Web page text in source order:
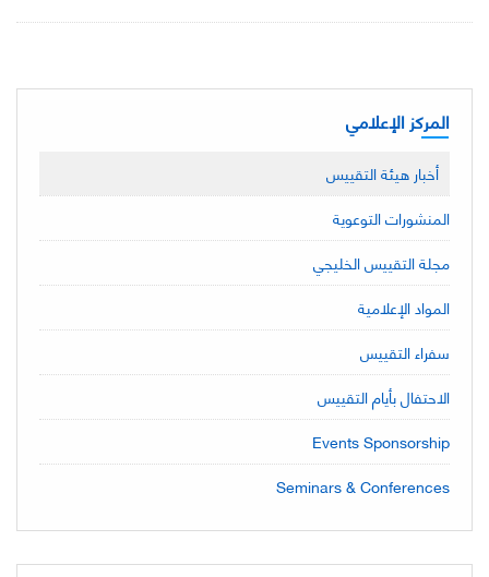
المركز الإعلامي
أخبار هيئة التقييس
المنشورات التوعوية
مجلة التقييس الخليجي
المواد الإعلامية
سفراء التقييس
الاحتفال بأيام التقييس
Events Sponsorship
Seminars & Conferences